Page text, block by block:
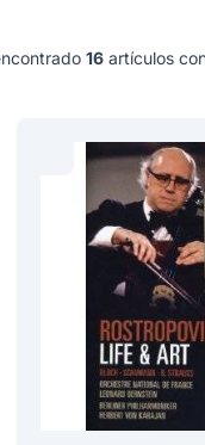
16 artículos